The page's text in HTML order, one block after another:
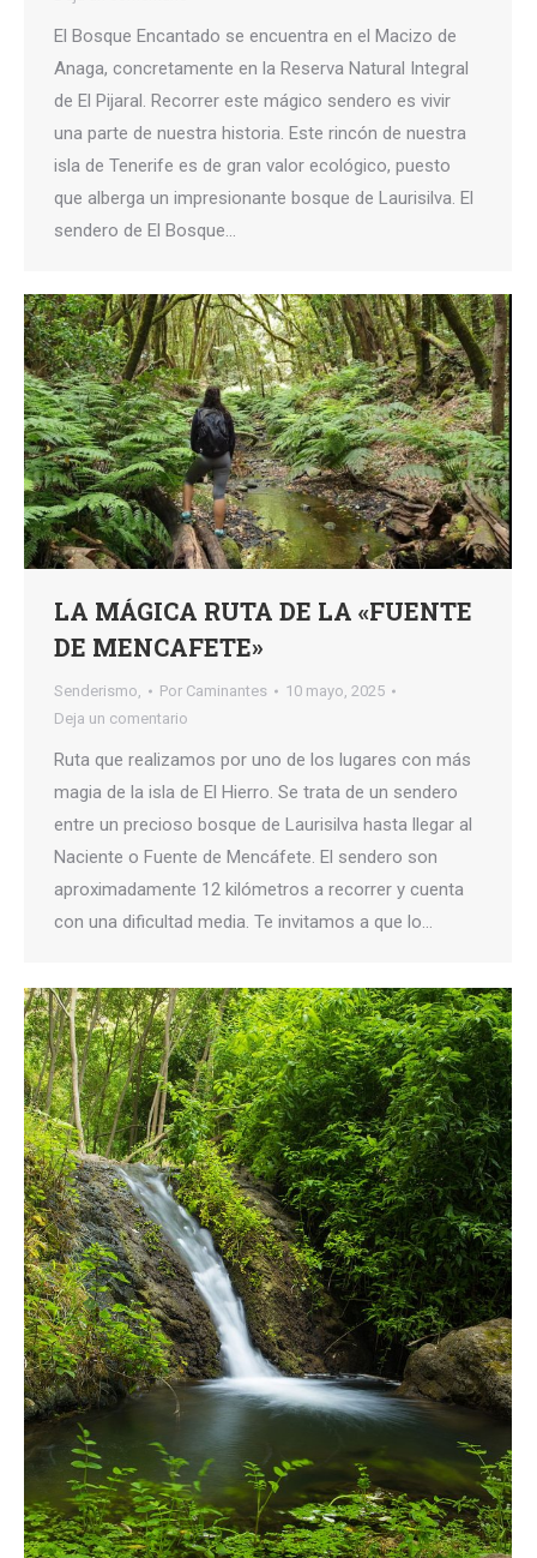
El Bosque Encantado se encuentra en el Macizo de
Anaga, concretamente en la Reserva Natural Integral
de El Pijaral. Recorrer este mágico sendero es vivir
una parte de nuestra historia. Este rincón de nuestra
isla de Tenerife es de gran valor ecológico, puesto
que alberga un impresionante bosque de Laurisilva. El
sendero de El Bosque…
LA MÁGICA RUTA DE LA «FUENTE
DE MENCAFETE»
Senderismo, Por Caminantes
10 mayo, 2025
Deja un comentario
Ruta que realizamos por uno de los lugares con más
magia de la isla de El Hierro. Se trata de un sendero
entre un precioso bosque de Laurisilva hasta llegar al
Naciente o Fuente de Mencáfete. El sendero son
aproximadamente 12 kilómetros a recorrer y cuenta
con una dificultad media. Te invitamos a que lo…